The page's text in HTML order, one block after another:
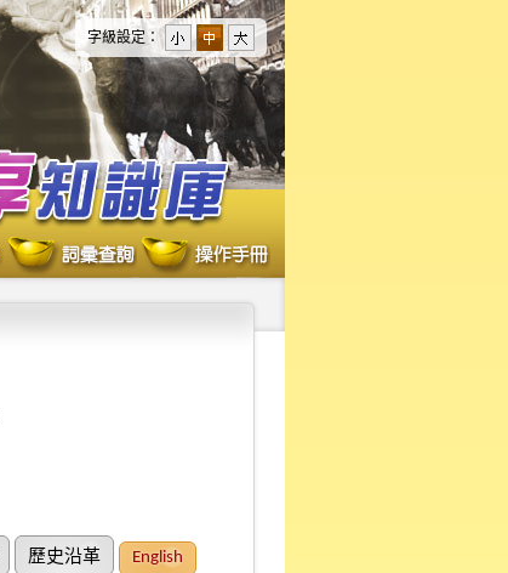
字級設定：
歷史沿革 English